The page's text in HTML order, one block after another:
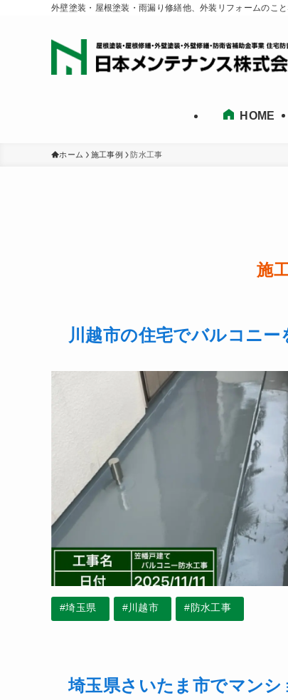
外壁塗装・屋根塗装・雨漏り修繕他、外装リフォームのこ
HOME
ホーム 施工事例 防水工事
施
川越市の住宅でバルコニー
#埼玉県 #川越市 #防水工事
埼玉県さいたま市でマンシ